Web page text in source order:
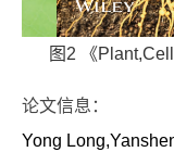
图2 《
论文信息：
Yong